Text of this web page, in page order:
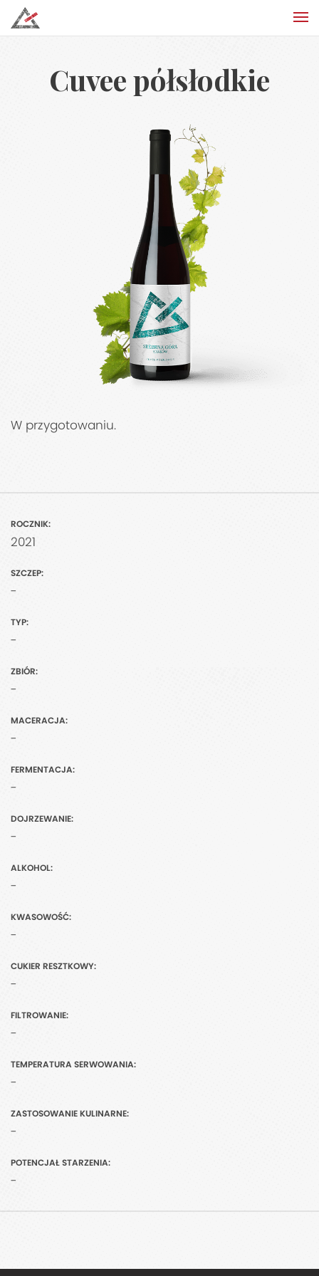
Cuvee półsłodkie
W przygotowaniu.
ROCZNIK:
2021
SZCZEP:
-
TYP:
-
ZBIÓR:
-
MACERACJA:
-
FERMENTACJA:
-
DOJRZEWANIE:
-
ALKOHOL:
-
KWASOWOŚĆ:
-
CUKIER RESZTKOWY:
-
FILTROWANIE:
-
TEMPERATURA SERWOWANIA:
-
ZASTOSOWANIE KULINARNE:
-
POTENCJAŁ STARZENIA:
-